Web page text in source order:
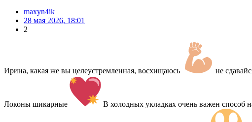
maxyn4ik
28 мая 2026, 18:01
2
Ирина, какая же вы целеустремленная, восхищаюсь не
Локоны шикарные В холодных укладках очень важен способ